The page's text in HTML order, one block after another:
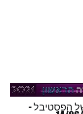
הפסטיבל -